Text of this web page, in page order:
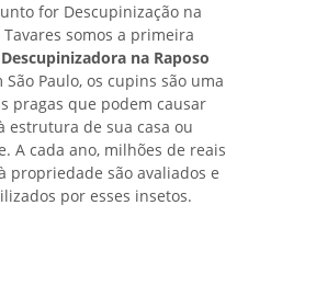
for Descupinização na
Tavares somos a primeira
Descupinizadora na Raposo
Paulo, os cupins são uma
pragas que podem causar
estrutura de sua casa ou
A cada ano, milhões de reais
propriedade são avaliados e
por esses insetos.